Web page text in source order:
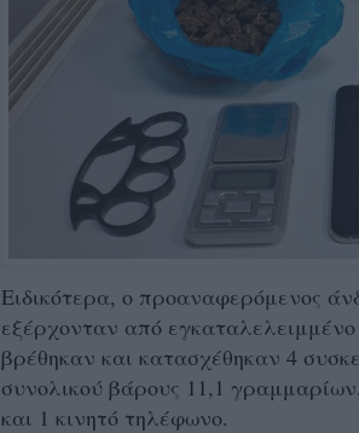
Ειδικότερα, ο προαναφερόμενος
εξέρχονταν από
βρέθηκαν και κατασχέθηκαν 4
συνολικού βάρους 11,1
και 1 κινητό τηλέφωνο.